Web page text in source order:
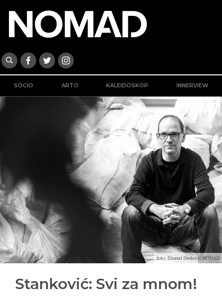
SOCIO ARTO KALEIDOSKOP INNERVIEW
foto: Dženat Dreković/NOMAD
Stanković: Svi za mnom!